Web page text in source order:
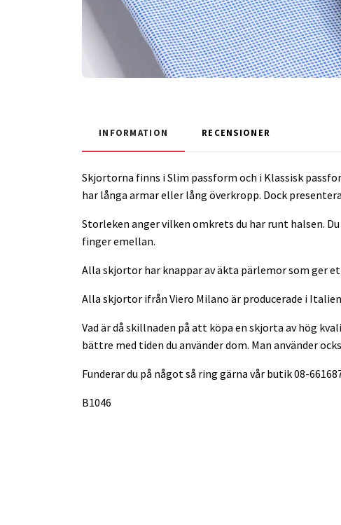
INFORMATION RECENSIONER
Skjortorna finns i Slim passform och i Klassisk
har långa armar eller lång överkropp. Dock
Storleken anger vilken omkrets du har runt halsen.
finger emellan.
Alla skjortor har knappar av äkta pärlemor som ger
Alla skjortor ifrån Viero Milano är producerade i
Vad är då skillnaden på att köpa en skjorta av hög
bättre med tiden du använder dom. Man använder
Funderar du på något så ring gärna vår butik 08-
B1046